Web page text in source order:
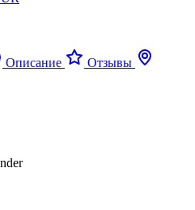
Описание
Отзывы